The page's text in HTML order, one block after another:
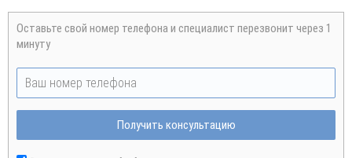
Оставьте свой номер телефона и специалист перезвонит через 1
минуту
Получить консультацию